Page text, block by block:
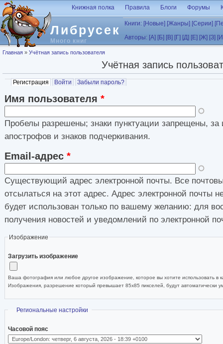
Перейти к основному содержанию
Либрусек
Много книг
Книжная полка Правила Блоги Форумы
Книги: [Новые] [Жанры] [Серии]
Авторы: [А] [Б] [В] [Г] [Д] [Е] [Ж] [З]
Вы здесь
Главная » Учётная запись пользователя
Учётная запись
Главные вкладки
Регистрация (активная вкладка)
Войти Забыли пароль?
Имя пользователя *
Пробелы разрешены; знаки пунктуации запрещены, за
апострофов и знаков подчеркивания.
Email-адрес *
Существующий адрес электронной почты. Все
отсылаться на этот адрес. Адрес электронной почты
будет использован только по вашему желанию: для
получения новостей и уведомлений по электронной
Изображение
Загрузить изображение
Ваша фотография или любое другое изображение, которое вы хотите использовать в
Изображения, разрешение который превышает 85x85 пикселей, будут автоматически
Скрыть
Региональные настройки
Часовой пояс